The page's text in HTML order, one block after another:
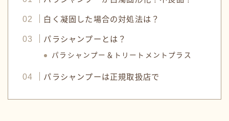
白く凝固した場合の対処法は？
パラシャンプーとは？
パラシャンプー＆トリートメントプラス
パラシャンプーは正規取扱店で